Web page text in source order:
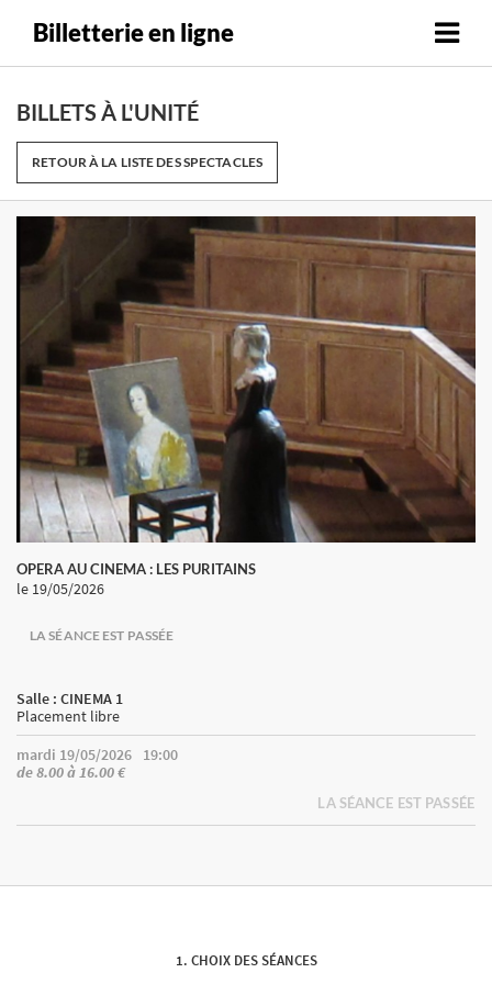
Billetterie en ligne
BILLETS À L'UNITÉ
RETOUR À LA LISTE DES SPECTACLES
OPERA AU CINEMA : LES PURITAINS
le 19/05/2026
LA SÉANCE EST PASSÉE
Salle : CINEMA 1
Placement libre
mardi 19/05/2026
19:00
de 8.00 à 16.00 €
LA SÉANCE EST PASSÉE
CHOIX DES SÉANCES